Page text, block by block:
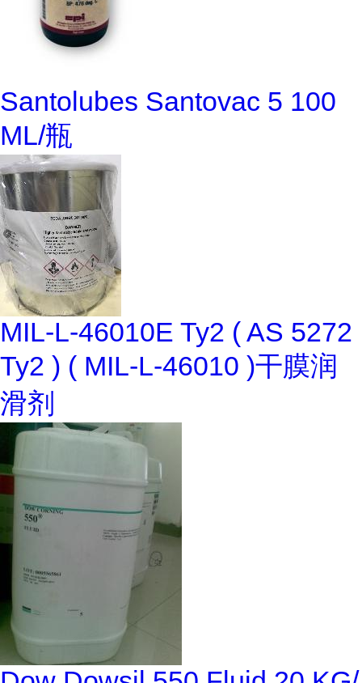
Santolubes Santovac 5 100
ML/瓶
MIL-L-46010E Ty2 ( AS 5272
Ty2 ) ( MIL-L-46010 )干膜润
滑剂